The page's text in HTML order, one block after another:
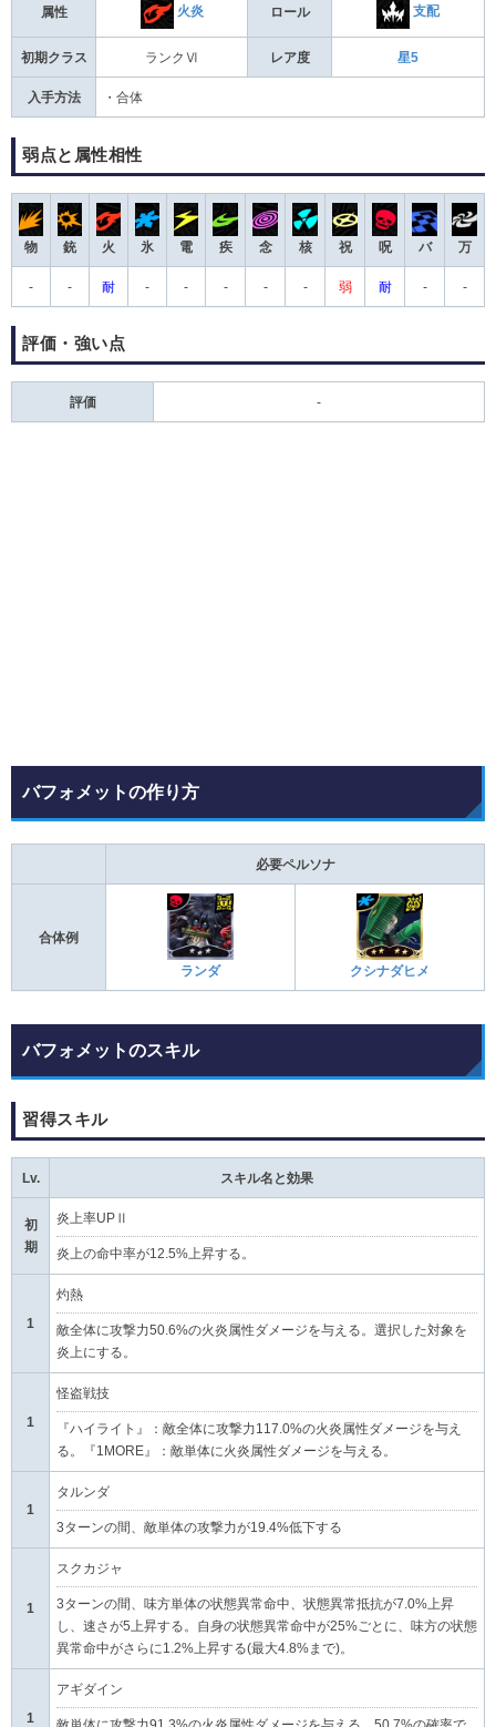
属性 火炎 ロール 支配
初期クラス ランクⅥ レア度 星5
入手方法 ・合体
弱点と属性相性
物 銃 火 氷 電 疾 念 核 祝 呪 バ 万
- - 耐 - - - - - 弱 耐 - -
評価・強い点
評価 -
バフォメットの作り方
必要ペルソナ
合体例
ランダ クシナダヒメ
バフォメットのスキル
習得スキル
Lv. スキル名と効果
初
期
炎上率UPⅡ
炎上の命中率が12.5%上昇する。
1
灼熱
敵全体に攻撃力50.6%の火炎属性ダメージを与える。選択した対象を
炎上にする。
1
怪盗戦技
『ハイライト』：敵全体に攻撃力117.0%の火炎属性ダメージを与え
る。『1MORE』：敵単体に火炎属性ダメージを与える。
1
タルンダ
3ターンの間、敵単体の攻撃力が19.4%低下する
1
スクカジャ
3ターンの間、味方単体の状態異常命中、状態異常抵抗が7.0%上昇
し、速さが5上昇する。自身の状態異常命中が25%ごとに、味方の状態
異常命中がさらに1.2%上昇する(最大4.8%まで)。
1
アギダイン